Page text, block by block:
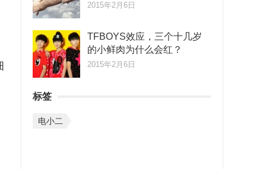
2015年2月6日
TFBOYS效应，三个十几岁
的小鲜肉为什么会红？
2015年2月6日
标签
电小二